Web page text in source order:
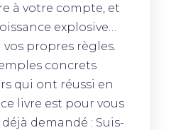
à votre compte, et
explosive…
propres règles.
concrets
qui ont réussi en
livre est pour vous
demandé : Suis-